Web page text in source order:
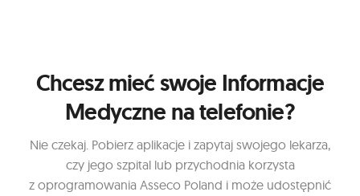
Chcesz mieć swoje Informacje
Medyczne na telefonie?
Nie czekaj. Pobierz aplikacje i zapytaj swojego lekarza,
czy jego szpital lub przychodnia korzysta
z oprogramowania Asseco Poland i może udostępnić